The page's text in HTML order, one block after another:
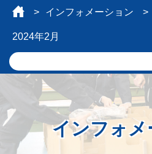
インフォメーション
2024年2月
インフォ